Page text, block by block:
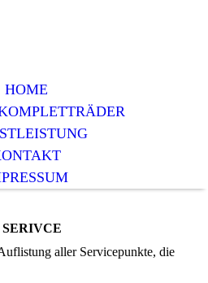
HOME
aller Servicepunkte, die